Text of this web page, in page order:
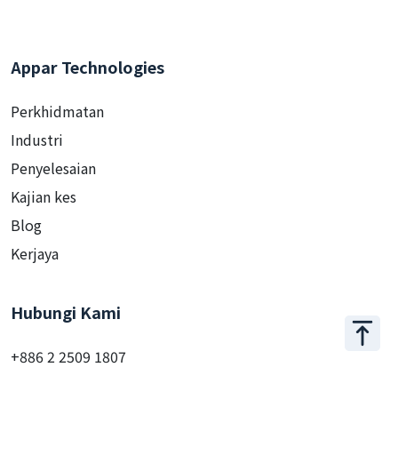
Appar Technologies
Perkhidmatan
Industri
Penyelesaian
Kajian kes
Blog
Kerjaya
Hubungi Kami
+886 2 2509 1807